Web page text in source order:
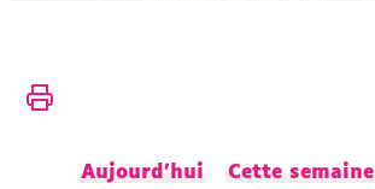
Vous
Accueil
ActualitésAujourd'hui Cette semaine